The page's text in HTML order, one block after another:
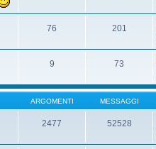
76 201
9 73
ARGOMENTI MESSAGGI
2477 52528